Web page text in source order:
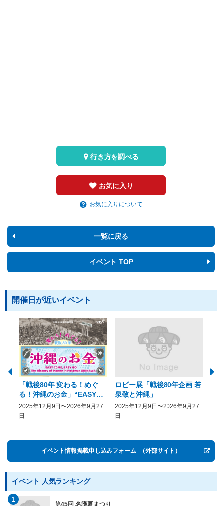
お気に入り
お気に入りについて
行き方を調べる
一覧に戻る
イベント TOP
開催日が近いイベント
「戦後80年 変わる！めぐ
る！沖縄のお金」“EASY
COME, EASY GO － The
History of Money in
2025年12月9日〜2026年9月27
日
ロビー展「戦後80年企画 若
泉敬と沖縄」
2025年12月9日〜2026年9月27
日
イベント情報掲載申し込みフォーム （外部サイト）
イベント 人気ランキング
第45回 名護夏まつり
1